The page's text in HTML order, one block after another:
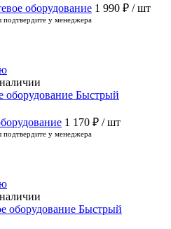
оборудование 1 990 ₽ / шт
подтвердите у менеджера
Быстрый
1 170 ₽ / шт
подтвердите у менеджера
Быстрый